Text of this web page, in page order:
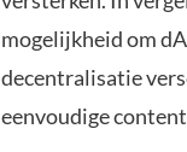
mogelijkheid om
decentralisatie
eenvoudige